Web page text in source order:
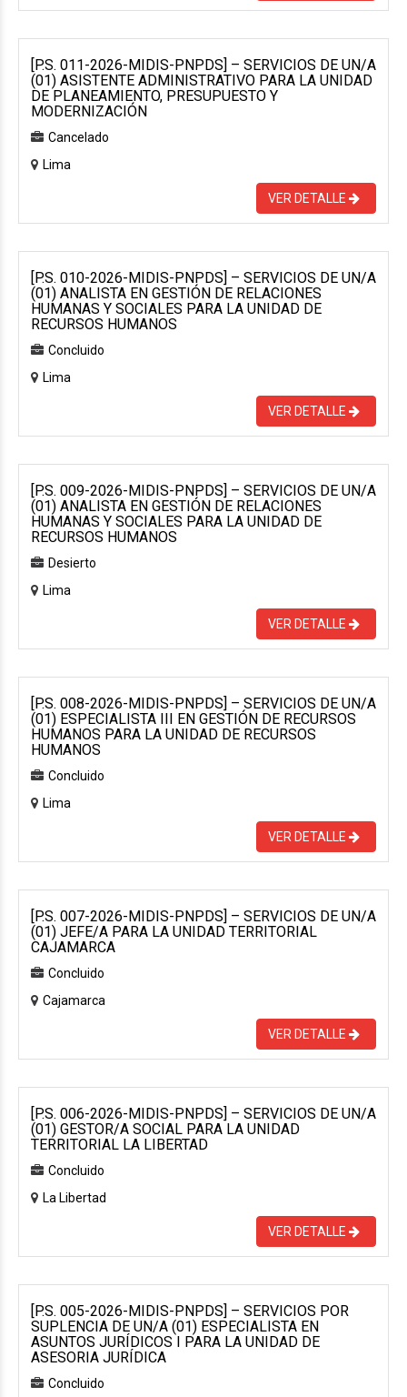
[P.S. 011-2026-MIDIS-PNPDS] – SERVICIOS DE UN/A
(01) ASISTENTE ADMINISTRATIVO PARA LA UNIDAD
DE PLANEAMIENTO, PRESUPUESTO Y
MODERNIZACIÓN
Cancelado
Lima
VER DETALLE
[P.S. 010-2026-MIDIS-PNPDS] – SERVICIOS DE UN/A
(01) ANALISTA EN GESTIÓN DE RELACIONES
HUMANAS Y SOCIALES PARA LA UNIDAD DE
RECURSOS HUMANOS
Concluido
Lima
VER DETALLE
[P.S. 009-2026-MIDIS-PNPDS] – SERVICIOS DE UN/A
(01) ANALISTA EN GESTIÓN DE RELACIONES
HUMANAS Y SOCIALES PARA LA UNIDAD DE
RECURSOS HUMANOS
Desierto
Lima
VER DETALLE
[P.S. 008-2026-MIDIS-PNPDS] – SERVICIOS DE UN/A
(01) ESPECIALISTA III EN GESTIÓN DE RECURSOS
HUMANOS PARA LA UNIDAD DE RECURSOS
HUMANOS
Concluido
Lima
VER DETALLE
[P.S. 007-2026-MIDIS-PNPDS] – SERVICIOS DE UN/A
(01) JEFE/A PARA LA UNIDAD TERRITORIAL
CAJAMARCA
Concluido
Cajamarca
VER DETALLE
[P.S. 006-2026-MIDIS-PNPDS] – SERVICIOS DE UN/A
(01) GESTOR/A SOCIAL PARA LA UNIDAD
TERRITORIAL LA LIBERTAD
Concluido
La Libertad
VER DETALLE
[P.S. 005-2026-MIDIS-PNPDS] – SERVICIOS POR
SUPLENCIA DE UN/A (01) ESPECIALISTA EN
ASUNTOS JURÍDICOS I PARA LA UNIDAD DE
ASESORIA JURÍDICA
Concluido